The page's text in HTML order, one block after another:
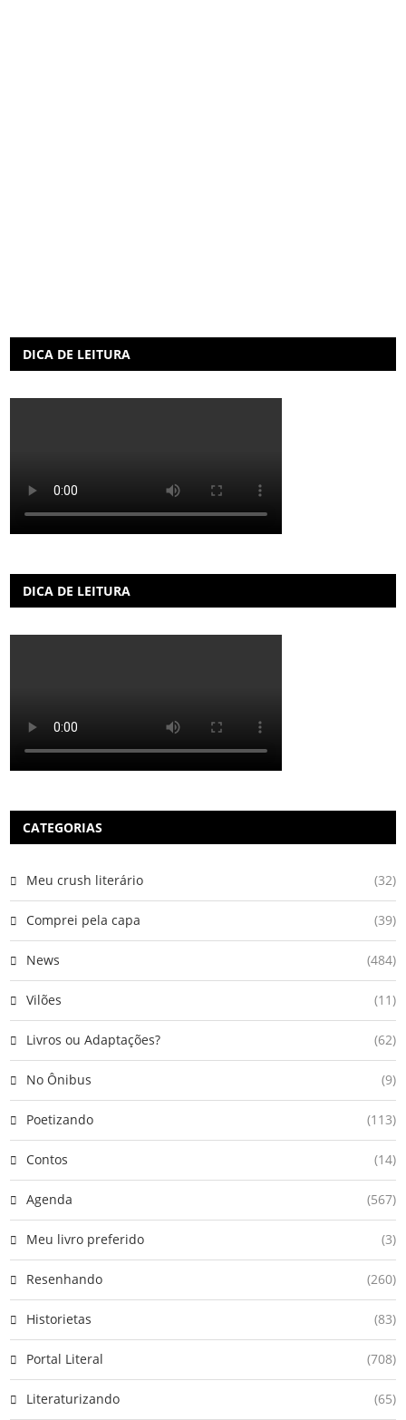
DICA DE LEITURA
DICA DE LEITURA
CATEGORIAS
Meu crush literário (32)
Comprei pela capa (39)
News (484)
Vilões (11)
Livros ou Adaptações? (62)
No Ônibus (9)
Poetizando (113)
Contos (14)
Agenda (567)
Meu livro preferido (3)
Resenhando (260)
Historietas (83)
Portal Literal (708)
Literaturizando (65)